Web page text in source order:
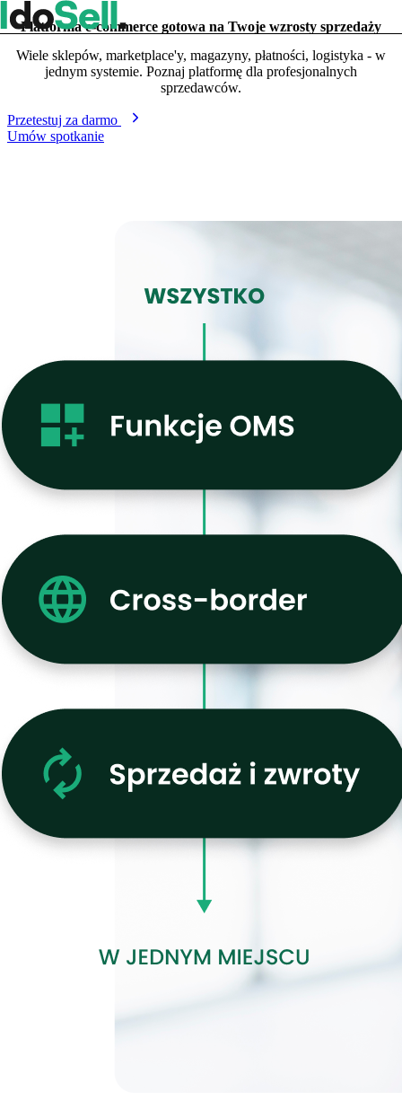
Platforma e-commerce gotowa na Twoje wzrosty sprzedaży
Wiele sklepów, marketplace'y, magazyny, płatności, logistyka - w
jednym systemie. Poznaj platformę dla profesjonalnych
sprzedawców.
Przetestuj za darmo
Umów spotkanie